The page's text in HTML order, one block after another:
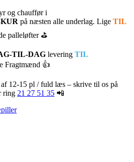
og chaufføri
på næsten alle underlag. Lige TIL
palleløfter ⛳
TIL-DAG levering TIL
Fragtmænd 👍
12-15 pl / fuld læs – skrive til os på
ring 21 27 51 35 📲